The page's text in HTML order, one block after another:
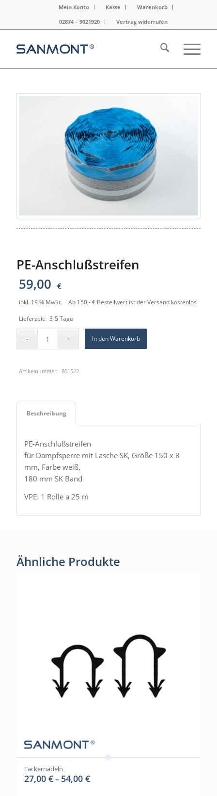
Mein Konto Kasse
Warenkorb
02874 – 9021920
Vertrag widerrufen
PE-Anschlußstreifen
59,00
€
inkl. 19 % MwSt. Ab 150,- € Bestellwert ist der Versand kostenlos
Lieferzeit: 3-5 Tage
In den Warenkorb
Artikelnummer: 801522
Beschreibung
PE-Anschlußstreifen
für Dampfsperre mit Lasche SK, Größe 150 x 8
mm, Farbe weiß,
180 mm SK Band
VPE: 1 Rolle a 25 m
Ähnliche Produkte
Tackernadeln
27,00 €– 54,00 €